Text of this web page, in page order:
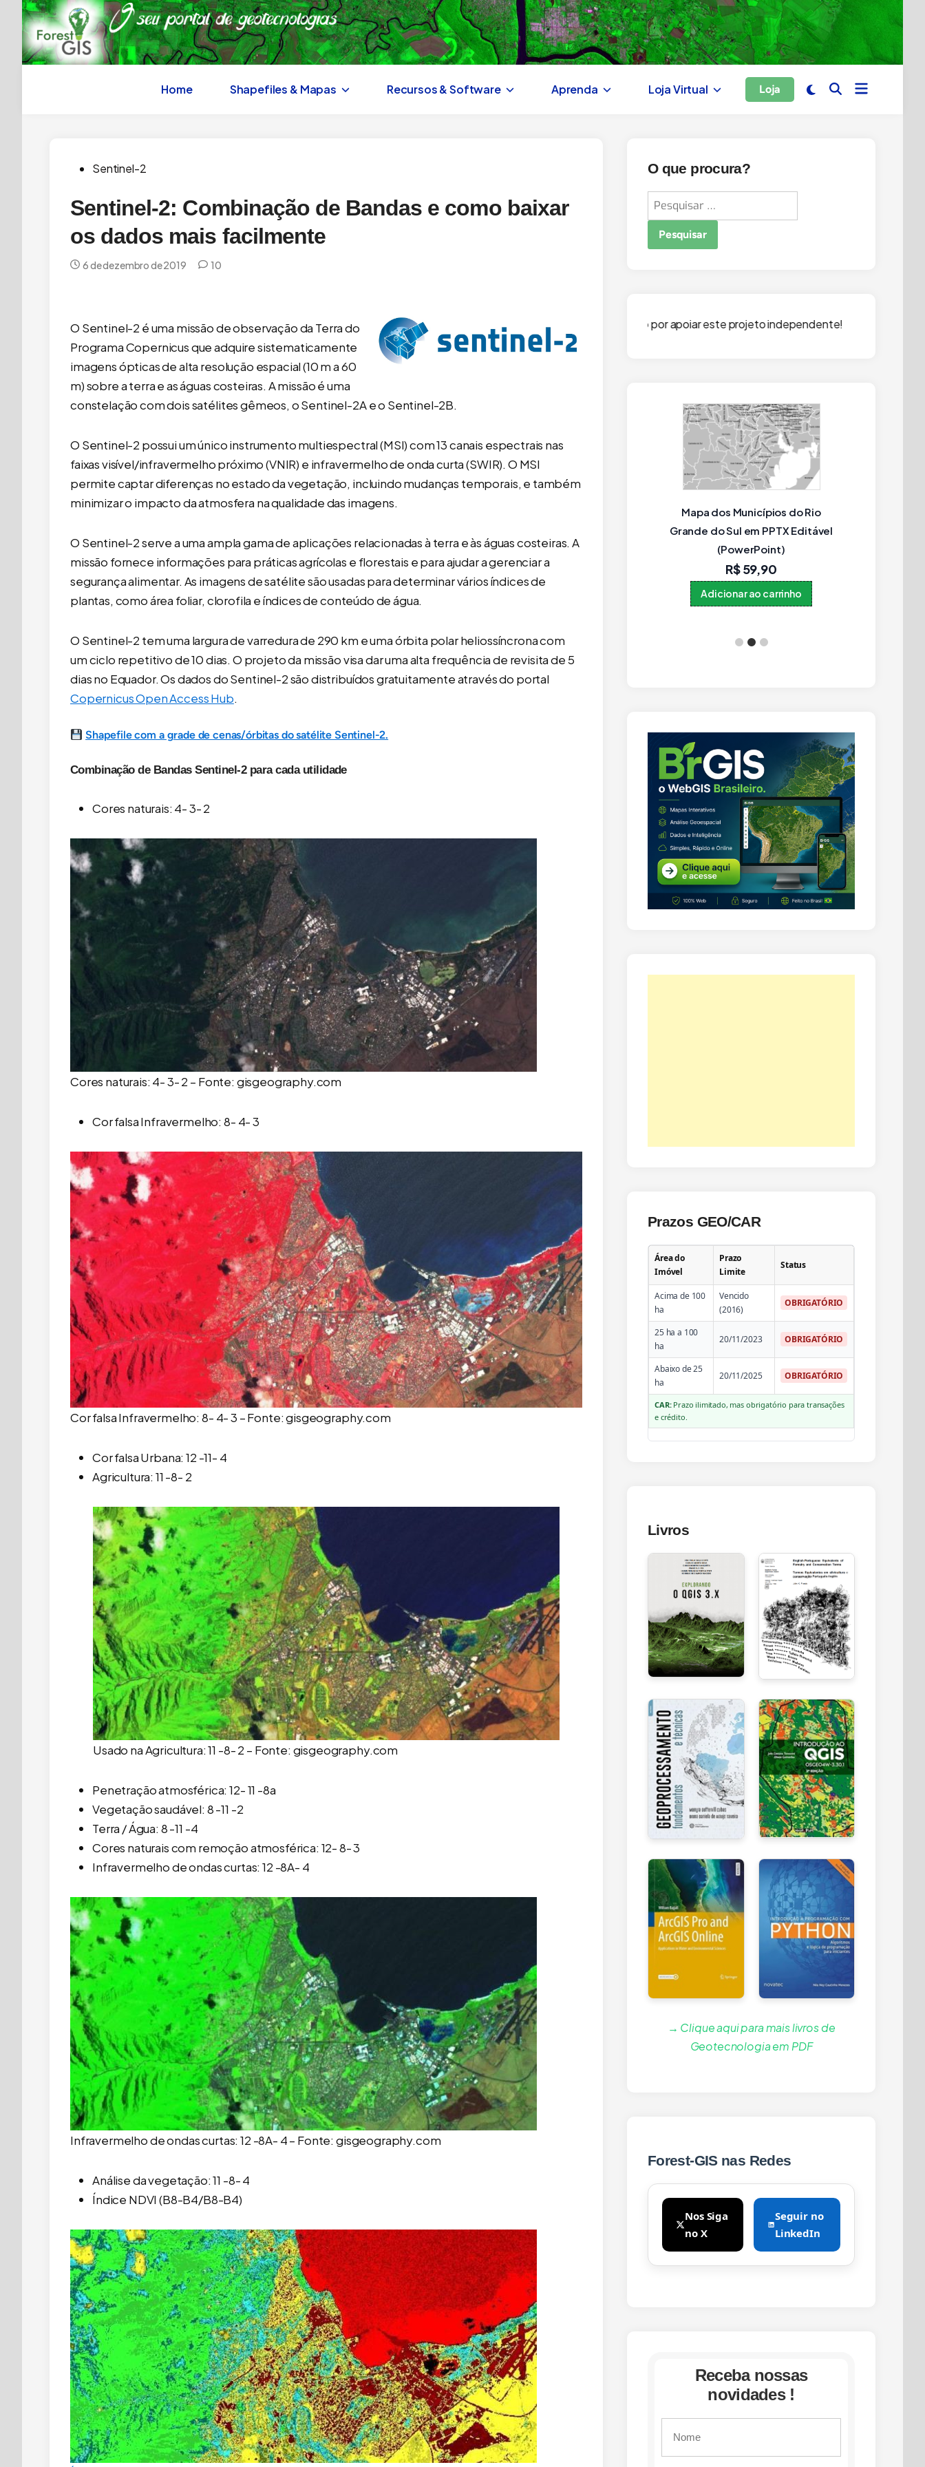
Skip
to
content
Home Shapefiles & Mapas Recursos & Software Aprenda Loja Virtual Loja Switch
to Open Open
PostedSentinel-2
Sentinel-2: Combinação de Bandas e como baixar
os dados mais facilmente
6 de dezembro de 2019 10
O Sentinel-2 é uma missão de observação da Terra do
Programa Copernicus que adquire sistematicamente
imagens ópticas de alta resolução espacial (10 m a 60
m) sobre a terra e as águas costeiras. A missão é uma
constelação com dois satélites gêmeos, o Sentinel-2A e o Sentinel-2B.
O Sentinel-2 possui um único instrumento multiespectral (MSI) com 13 canais espectrais nas
faixas visível/infravermelho próximo (VNIR) e infravermelho de onda curta (SWIR). O MSI
permite captar diferenças no estado da vegetação, incluindo mudanças temporais, e também
minimizar o impacto da atmosfera na qualidade das imagens.
O Sentinel-2 serve a uma ampla gama de aplicações relacionadas à terra e às águas costeiras. A
missão fornece informações para práticas agrícolas e florestais e para ajudar a gerenciar a
segurança alimentar. As imagens de satélite são usadas para determinar vários índices de
plantas, como área foliar, clorofila e índices de conteúdo de água.
O Sentinel-2 tem uma largura de varredura de 290 km e uma órbita polar heliossíncrona com
um ciclo repetitivo de 10 dias. O projeto da missão visa dar uma alta frequência de revisita de 5
dias no Equador. Os dados do Sentinel-2 são distribuídos gratuitamente através do portal
Copernicus Open Access Hub.
Shapefile com a grade de cenas/órbitas do satélite Sentinel-2.
Combinação de Bandas Sentinel-2 para cada utilidade
Cores naturais: 4- 3- 2
Cores naturais: 4- 3- 2 – Fonte: gisgeography.com
Cor falsa Infravermelho: 8- 4- 3
Cor falsa Infravermelho: 8- 4- 3 – Fonte: gisgeography.com
Cor falsa Urbana: 12 -11- 4
Agricultura: 11 -8- 2
Usado na Agricultura: 11 -8- 2 – Fonte: gisgeography.com
Penetração atmosférica: 12- 11 -8a
Vegetação saudável: 8 -11 -2
Terra / Água: 8 -11 -4
Cores naturais com remoção atmosférica: 12- 8- 3
Infravermelho de ondas curtas: 12 -8A- 4
Infravermelho de ondas curtas: 12 -8A- 4 – Fonte: gisgeography.com
Análise da vegetação: 11 -8- 4
Índice NDVI (B8-B4/B8-B4)
O que procura?
Pesquisar
por:
trabalhando para manter o Forest GIS online, mas os custos de hospedagem aumentaram. Obrigado por apoiar este projeto independente!
Município Paraná como objetos
R$59,90
Adicionar ao carrinho
Editável
R$49,90
Mapa dos Municípios do Rio
Grande do Sul em PPTX Editável
(PowerPoint)
R$59,90
Adicionar ao carrinho
Prazos GEO/CAR
Área do
Imóvel
Prazo
Limite
Status
Acima de 100
ha
Vencido
(2016)
OBRIGATÓRIO
25 ha a 100
ha
20/11/2023 OBRIGATÓRIO
Abaixo de 25
ha
20/11/2025 OBRIGATÓRIO
CAR:Prazo ilimitado, mas obrigatório para transações
e crédito.
Livros
→ Clique aqui para mais livros de
Geotecnologia em PDF
Forest-GIS nas Redes
Nos Siga
no X
Seguir no
LinkedIn
Receba nossas
novidades !